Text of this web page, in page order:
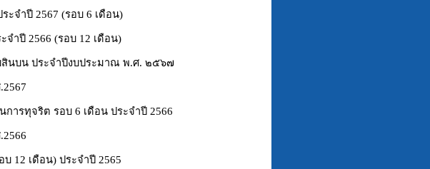
ะจำปี 2567 (รอบ 6 เดือน)
ำปี 2566 (รอบ 12 เดือน)
สินบน ประจำปีงบประมาณ พ.ศ. ๒๕๖๗
ารทุจริต รอบ 6 เดือน ประจำปี 2566
12 เดือน) ประจำปี 2565